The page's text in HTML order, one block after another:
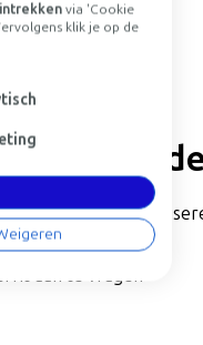
onze partners
aan te vragen
via 'Cookie
klik je op de